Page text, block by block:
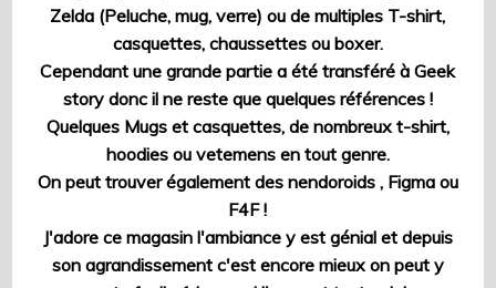
Zelda (Peluche, mug, verre) ou de multiples T-shirt,
casquettes, chaussettes ou boxer.
Cependant une grande partie a été transféré à Geek
story donc il ne reste que quelques références !
Quelques Mugs et casquettes, de nombreux t-shirt,
hoodies ou vetemens en tout genre.
On peut trouver également des nendoroids , Figma ou
F4F !
J'adore ce magasin l'ambiance y est génial et depuis
son agrandissement c'est encore mieux on peut y